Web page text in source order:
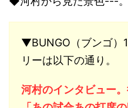
▼BUNGO（ブンゴ）
リーは以下の通り。
河村のインタビュー。